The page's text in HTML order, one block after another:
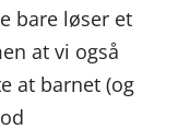
bare løser et
at vi også
at barnet (og